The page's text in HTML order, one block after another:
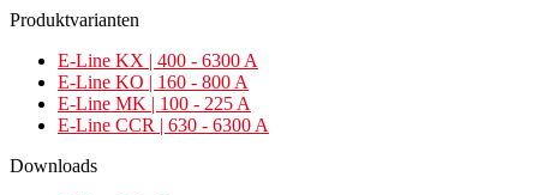
Produktvarianten
E-Line KX | 400 - 6300 A
E-Line KO | 160 - 800 A
E-Line MK | 100 - 225 A
E-Line CCR | 630 - 6300 A
Downloads